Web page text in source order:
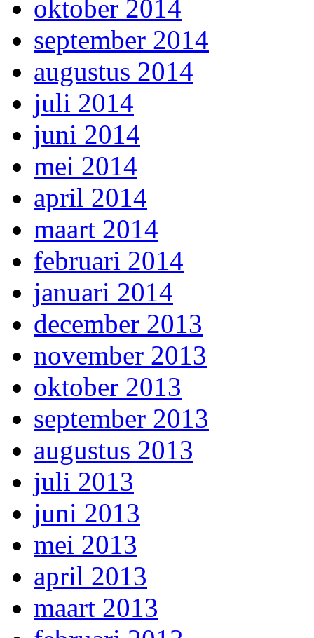
oktober 2014
september 2014
augustus 2014
juli 2014
juni 2014
mei 2014
april 2014
maart 2014
februari 2014
januari 2014
december 2013
november 2013
oktober 2013
september 2013
augustus 2013
juli 2013
juni 2013
mei 2013
april 2013
maart 2013